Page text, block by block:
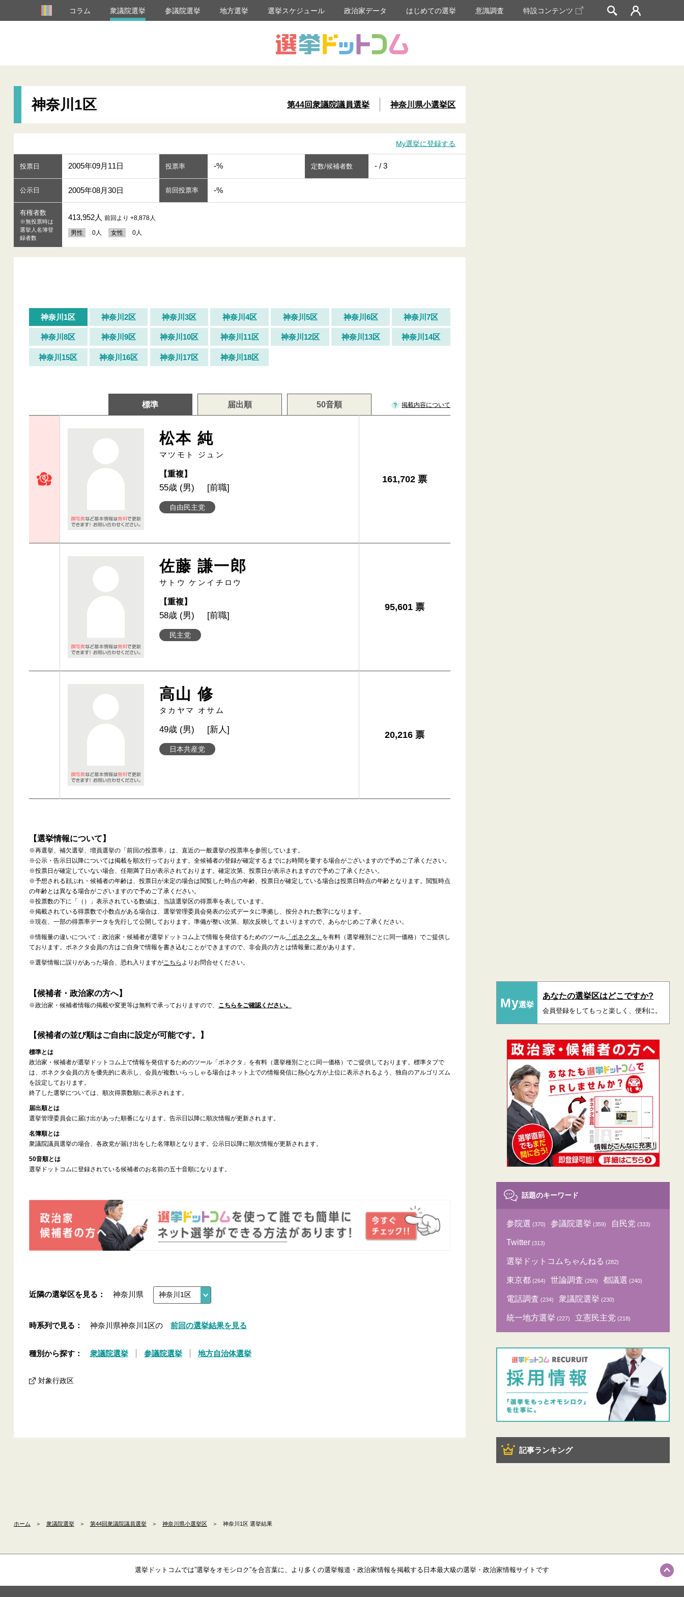
コラム 衆議院選挙 参議院選挙 地方選挙 選挙スケジュール 政治家データ はじめての選挙 意識調査 特設コンテンツ
神奈川1区 第44回衆議院議員選挙 神奈川県小選挙区
My選挙に登録する
投票日 2005年09月11日 投票率 -% 定数/候補者数 - / 3
公示日 2005年08月30日 前回投票率 -%
有権者数
※無投票時は
選挙人名簿登
録者数
413,952人 前回より +8,878人
男性 0人 女性 0人
神奈川1区 神奈川2区 神奈川3区 神奈川4区 神奈川5区 神奈川6区 神奈川7区
神奈川8区 神奈川9区 神奈川10区 神奈川11区 神奈川12区 神奈川13区 神奈川14区
神奈川15区 神奈川16区 神奈川17区 神奈川18区
標準 届出順 50音順 掲載内容について
松本 純
マツモト ジュン
自由民主党
【重複】
55歳 (男) [前職]
161,702 票
佐藤 謙一郎
サトウ ケンイチロウ
民主党
【重複】
58歳 (男) [前職]
95,601 票
高山 修
タカヤマ オサム
日本共産党
49歳 (男) [新人]
20,216 票
【選挙情報について】
※再選挙、補欠選挙、増員選挙の「前回の投票率」は、直近の一般選挙の投票率を参照しています。
※公示・告示日以降については掲載を順次行っております。全候補者の登録が確定するまでにお時間を要する場合がございますので予めご了承ください。
※投票日が確定していない場合、任期満了日が表示されております。確定次第、投票日が表示されますので予めご了承ください。
※予想される顔ぶれ・候補者の年齢は、投票日が未定の場合は閲覧した時点の年齢、投票日が確定している場合は投票日時点の年齢となります。閲覧時点
の年齢とは異なる場合がございますので予めご了承ください。
※投票数の下に「（）」表示されている数値は、当該選挙区の得票率を表しています。
※掲載されている得票数で小数点がある場合は、選挙管理委員会発表の公式データに準拠し、按分された数字になります。
※現在、一部の得票率データを先行して公開しております。準備が整い次第、順次反映してまいりますので、あらかじめご了承ください。
※情報量の違いについて：政治家・候補者が選挙ドットコム上で情報を発信するためのツール「ボネクタ」 を有料（選挙種別ごとに同一価格）でご提供し
ております。ボネクタ会員の方はご自身で情報を書き込むことができますので、非会員の方とは情報量に差があります。
※選挙情報に誤りがあった場合、恐れ入りますがこちら よりお問合せください。
【候補者・政治家の方へ】
※政治家・候補者情報の掲載や変更等は無料で承っておりますので、 こちらをご確認ください。
【候補者の並び順はご自由に設定が可能です。】
標準とは
政治家・候補者が選挙ドットコム上で情報を発信するためのツール「ボネクタ」を有料（選挙種別ごとに同一価格）でご提供しております。標準タブで
は、ボネクタ会員の方を優先的に表示し、会員が複数いらっしゃる場合はネット上での情報発信に熱心な方が上位に表示されるよう、独自のアルゴリズム
を設定しております。
終了した選挙については、順次得票数順に表示されます。
届出順とは
選挙管理委員会に届け出があった順番になります。告示日以降に順次情報が更新されます。
名簿順とは
衆議院議員選挙の場合、各政党が届け出をした名簿順となります。公示日以降に順次情報が更新されます。
50音順とは
選挙ドットコムに登録されている候補者のお名前の五十音順になります。
近隣の選挙区を見る： 神奈川県
時系列で見る： 神奈川県神奈川1区の 前回の選挙結果を見る
種別から探す： 衆議院選挙 参議院選挙 地方自治体選挙
対象行政区
My選挙
あなたの選挙区はどこですか?
会員登録をしてもっと楽しく、便利に。
話題のキーワード
参院選 (370) 参議院選挙 (359) 自民党 (333)
Twitter (313)
選挙ドットコムちゃんねる (282)
東京都 (264) 世論調査 (260) 都議選 (240)
電話調査 (234) 衆議院選挙 (230)
統一地方選挙 (227) 立憲民主党 (218)
記事ランキング
ホーム ＞ 衆議院選挙 ＞ 第44回衆議院議員選挙 ＞ 神奈川県小選挙区 ＞ 神奈川1区 選挙結果
選挙ドットコムでは”選挙をオモシロク”を合言葉に、より多くの選挙報道・政治家情報を掲載する日本最大級の選挙・政治家情報サイトです